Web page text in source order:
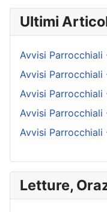
Ultimi
Avvisi
Avvisi
Avvisi
Avvisi
Avvisi
Letture,